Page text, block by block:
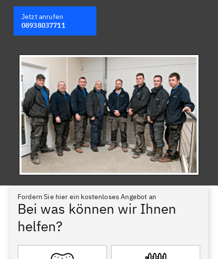
Jetzt anrufen
08938037711
Fordern Sie hier ein kostenloses Angebot an
Bei was können wir Ihnen
helfen?